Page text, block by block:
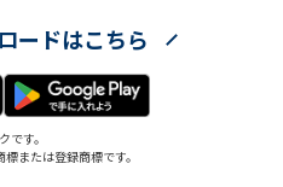
ードはこちら
す。
または登録商標です。